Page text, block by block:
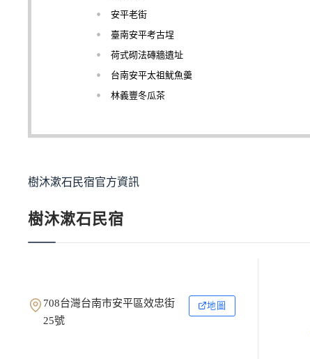
安平老街
臺南安平考古埕
荷式砌法磚牆遺址
台南安平太祖魷魚羹
林義豐冬瓜茶
樹沐漱石民宿官方資訊
樹沐漱石民宿
708台灣台南市安平區效忠街
25號
地圖